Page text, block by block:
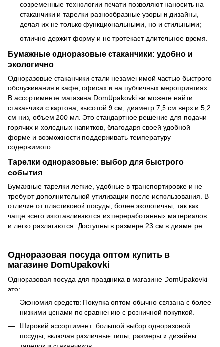
современные технологии печати позволяют наносить на
стаканчики и тарелки разнообразные узоры и дизайны,
делая их не только функциональными, но и стильными;
отлично держит форму и не тротекает длительное время.
Бумажные одноразовые стаканчики: удобно и
экологично
Одноразовые стаканчики стали незаменимой частью быстрого
обслуживания в кафе, офисах и на публичных мероприятиях.
В ассортименте магазина DomUpakovki ви можете найти
стаканчики с картона, высотой 9 см, диаметр 7,5 см верх и 5,2
см низ, объем 200 мл. Это стандартное решение для подачи
горячих и холодных напитков, благодаря своей удобной
форме и возможности поддерживать температуру
содержимого.
Тарелки одноразовые: выбор для быстрого
события
Бумажные тарелки легкие, удобные в транспортировке и не
требуют дополнительной утилизации после использования. В
отличие от пластиковой посуды, более экологичны, так как
чаще всего изготавливаются из переработанных материалов
и легко разлагаются. Доступны в размере 23 см в диаметре.
Одноразовая посуда оптом купить в
магазине DomUpakovki
Одноразовая посуда для праздника в магазине DomUpakovki
это:
Экономия средств: Покупка оптом обычно связана с более
низкими ценами по сравнению с розничной покупкой.
Широкий ассортимент: большой выбор одноразовой
посуды, включая различные типы, размеры и дизайны